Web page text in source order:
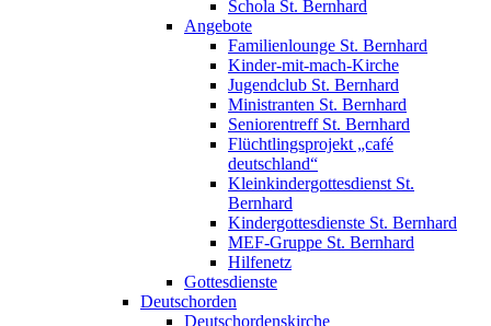
Schola St. Bernhard
Angebote
Familienlounge St. Bernhard
Kinder-mit-mach-Kirche
Jugendclub St. Bernhard
Ministranten St. Bernhard
Seniorentreff St. Bernhard
Flüchtlingsprojekt „café
deutschland“
Kleinkindergottesdienst St.
Bernhard
Kindergottesdienste St. Bernhard
MEF-Gruppe St. Bernhard
Hilfenetz
Gottesdienste
Deutschorden
Deutschordenskirche